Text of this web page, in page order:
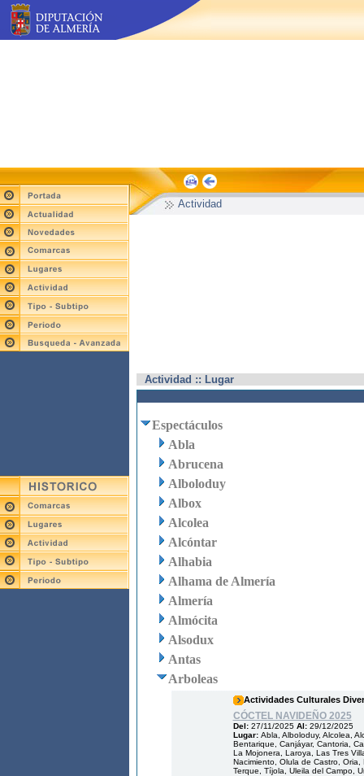
Actividad
Actividad :: Lugar
Espectáculos
Abla
Abrucena
Alboloduy
Albox
Alcolea
Alcóntar
Alhabia
Alhama de Almería
Almería
Almócita
Alsodux
Antas
Arboleas
Actividades Culturales
CÓCTEL NAVIDEÑO 2025
Del: 27/11/2025 Al: 29/12/2025
Lugar: Abla, Alboloduy, Alcolea,
Bentarique, Canjáyar, Cantoria,
La Mojonera, Laroya, Las Tres
Nacimiento, Olula de Castro,
Terque, Tíjola, Uleila del Campo,